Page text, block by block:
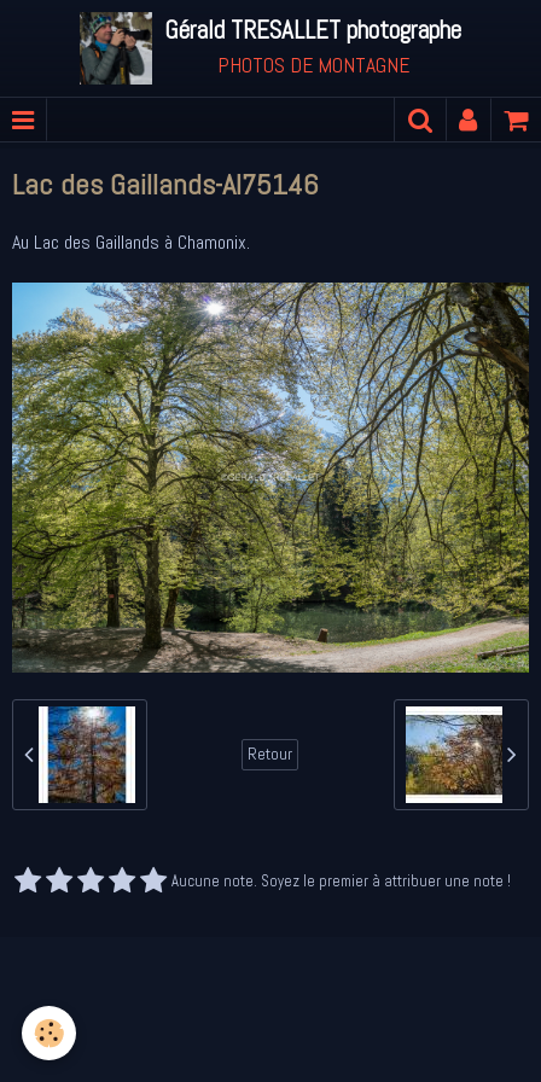
Gérald TRESALLET photographe
PHOTOS DE MONTAGNE
Lac des Gaillands-Al75146
Au Lac des Gaillands à Chamonix.
Retour
Aucune note. Soyez le premier à attribuer une note !